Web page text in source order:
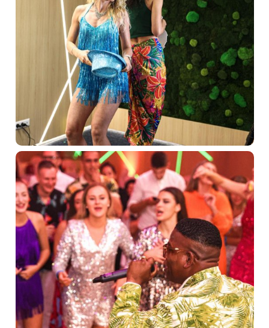
O sieti Trinity hotels
Naše priestory
Firemné podujatia
Relax a bazény